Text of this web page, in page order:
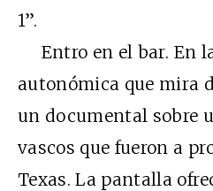
1”.
Entro en el bar. En
autonómica que mira
un documental sobre
vascos que fueron a
Texas. La pantalla